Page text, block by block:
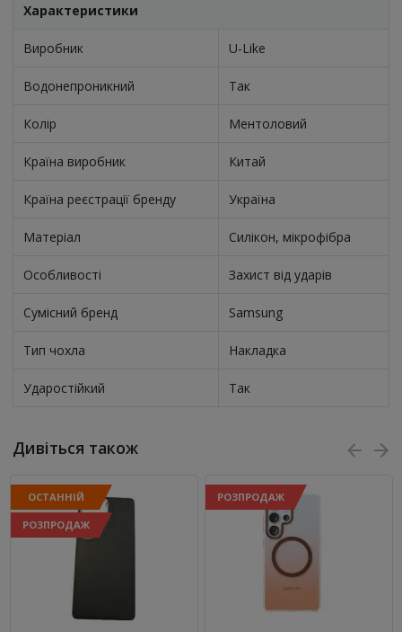
Характеристики
Виробник U-Like
Водонепроникний Так
Колір Ментоловий
Країна виробник Китай
Країна реєстрації бренду Україна
Матеріал Силікон, мікрофібра
Особливості Захист від ударів
Сумісний бренд Samsung
Тип чохла Накладка
Ударостійкий Так
Дивіться також
ОСТАННІЙ
РОЗПРОДАЖ
РОЗПРОДАЖ